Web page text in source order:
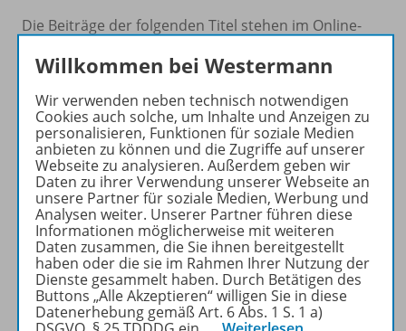
Die Beiträge der folgenden Titel stehen im Online-
Verfügung: Praxis Geschichte, Praxis Geographie,
Geographische Rundschau, Praxis Philosophie &
Ethik, Praxis Deutschunterricht, Praxis Politik &
Wirtschaft und Praxis Englisch.
Online-Archiv der Sekundarstufe
Zur Suche für die Berufsbildung
Willkommen bei Westermann
Wir verwenden neben technisch notwendigen
Cookies auch solche, um Inhalte und Anzeigen zu
personalisieren, Funktionen für soziale Medien
anbieten zu können und die Zugriffe auf unserer
Webseite zu analysieren. Außerdem geben wir
Daten zu ihrer Verwendung unserer Webseite an
unsere Partner für soziale Medien, Werbung und
Analysen weiter. Unserer Partner führen diese
Informationen möglicherweise mit weiteren
Daten zusammen, die Sie ihnen bereitgestellt
haben oder die sie im Rahmen Ihrer Nutzung der
Dienste gesammelt haben. Durch Betätigen des
Buttons „Alle Akzeptieren“ willigen Sie in diese
Datenerhebung gemäß Art. 6 Abs. 1 S. 1 a)